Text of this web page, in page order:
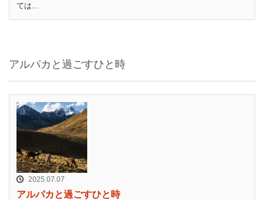
ては...
アルパカと過ごすひと時
2025.07.07
アルパカと過ごすひと時